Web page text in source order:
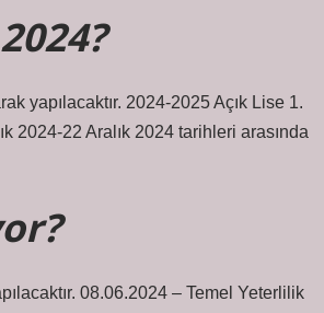
yapılacaktır. 2024-2025 Açık Lise 1.
2024-22 Aralık 2024 tarihleri ​​arasında
08.06.2024 – Temel Yeterlilik